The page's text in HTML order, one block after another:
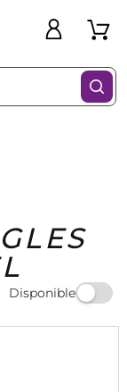
Bons
Plans
Disponible
Filtres